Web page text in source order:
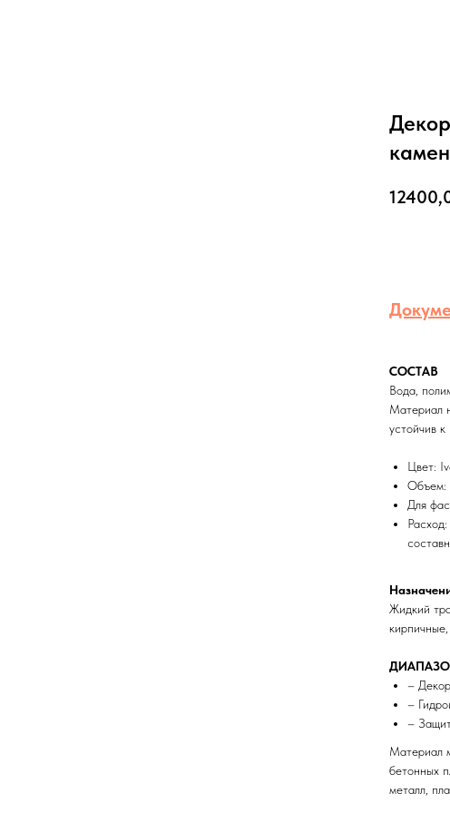
СОСТАВ
Вода,
Материал
устойчив к
Цвет:
Объем:
Для
Жидкий
–
–
–
Материал
бетонных
металл,